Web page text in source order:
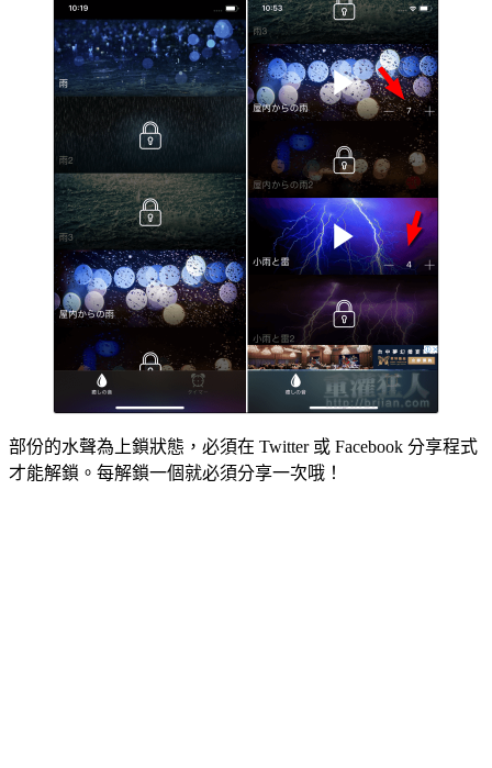
部份的水聲為上鎖狀態，必須在 Twitter 或 Facebook 分享程式
才能解鎖。每解鎖一個就必須分享一次哦！